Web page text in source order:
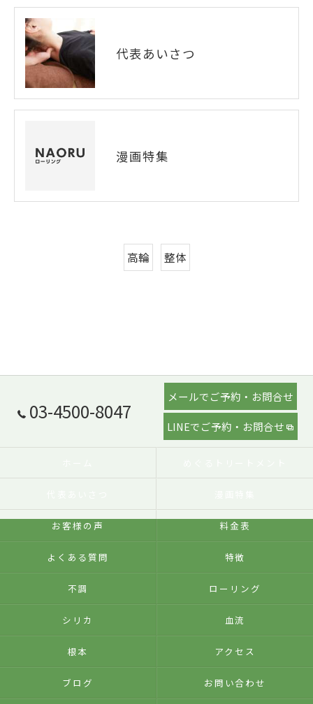
代表あいさつ
漫画特集
高輪 整体
03-4500-8047
メールでご予約・お問合せ
LINEでご予約・お問合せ
お客様の声 料金表
よくある質問 特徴
不調 ローリング
シリカ 血流
根本 アクセス
ブログ お問い合わせ